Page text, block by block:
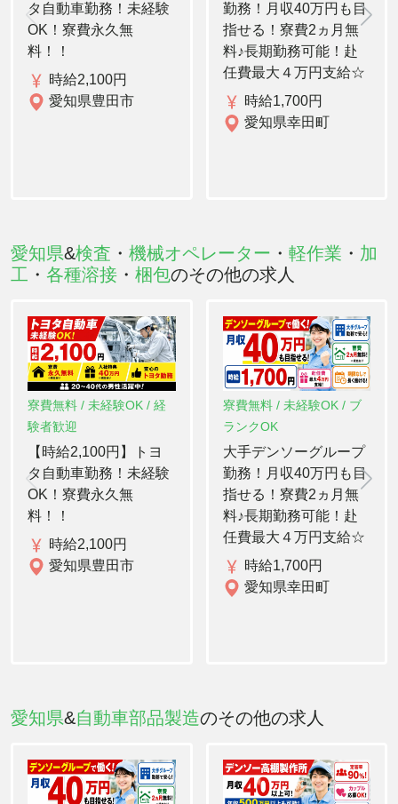
タ自動車勤務！未経験
OK！寮費永久無
料！！
時給2,100円
愛知県豊田市
勤務！月収40万円も目
指せる！寮費2ヵ月無
料♪長期勤務可能！赴
任費最大４万円支給☆
時給1,700円
愛知県幸田町
愛知県&検査 ・ 機械オペレーター ・ 軽作業 ・ 加
工 ・ 各種溶接 ・ 梱包のその他の求人
寮費無料 / 未経験OK / 経
験者歓迎
【時給2,100円】トヨ
タ自動車勤務！未経験
OK！寮費永久無
料！！
時給2,100円
愛知県豊田市
寮費無料 / 未経験OK / ブ
ランクOK
大手デンソーグループ
勤務！月収40万円も目
指せる！寮費2ヵ月無
料♪長期勤務可能！赴
任費最大４万円支給☆
時給1,700円
愛知県幸田町
愛知県&自動車部品製造のその他の求人